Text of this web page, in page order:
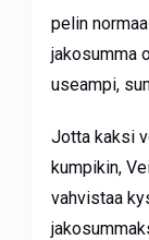
pelin
jakosumma
useampi,
Jotta kaksi
kumpikin,
vahvistaa